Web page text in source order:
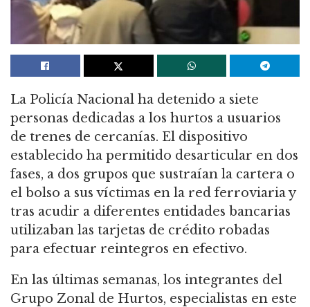
La Policía Nacional ha detenido a siete
personas dedicadas a los hurtos a usuarios
de trenes de cercanías. El dispositivo
establecido ha permitido desarticular en dos
fases, a dos grupos que sustraían la cartera o
el bolso a sus víctimas en la red ferroviaria y
tras acudir a diferentes entidades bancarias
utilizaban las tarjetas de crédito robadas
para efectuar reintegros en efectivo.
En las últimas semanas, los integrantes del
Grupo Zonal de Hurtos, especialistas en este